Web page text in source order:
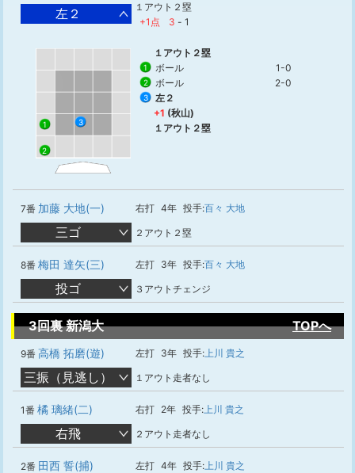
左２
１アウト２塁
+1点
3 - 1
1
2
3
１アウト２塁
1 ボール 1-0
2 ボール 2-0
3
左２
+1 (秋山)
１アウト２塁
7番 加藤 大地(一) 右打 4年 投手:百々 大地
三ゴ ２アウト２塁
8番 梅田 達矢(三) 左打 3年 投手:百々 大地
投ゴ ３アウトチェンジ
3回裏 新潟大 TOPへ
9番 高橋 拓磨(遊) 左打 3年 投手:上川 貴之
三振（見逃し） １アウト走者なし
1番 橘 璃緒(二) 右打 2年 投手:上川 貴之
右飛 ２アウト走者なし
2番 田西 誓(捕) 左打 4年 投手:上川 貴之